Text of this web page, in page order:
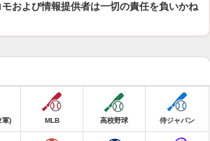
および情報提供者は一切の責任を負いかね
軍) MLB 高校野球 侍ジャパン